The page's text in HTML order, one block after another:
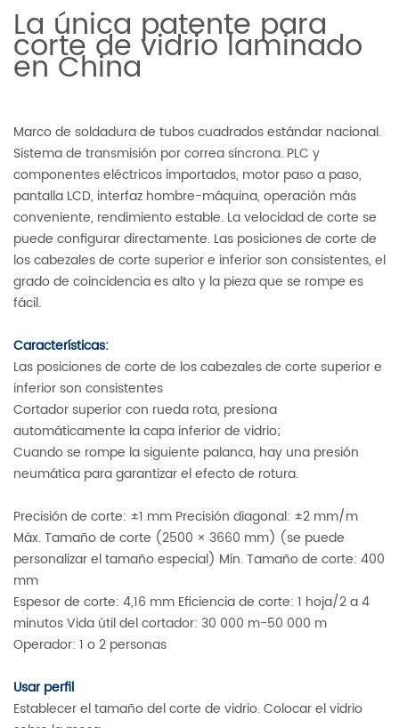
La única patente para
corte de vidrio laminado
en China
Marco de soldadura de tubos cuadrados estándar nacional.
Sistema de transmisión por correa síncrona. PLC y
componentes eléctricos importados, motor paso a paso,
pantalla LCD, interfaz hombre-máquina, operación más
conveniente, rendimiento estable. La velocidad de corte se
puede configurar directamente. Las posiciones de corte de
los cabezales de corte superior e inferior son consistentes, el
grado de coincidencia es alto y la pieza que se rompe es
fácil.
Características:
Las posiciones de corte de los cabezales de corte superior e
inferior son consistentes
Cortador superior con rueda rota, presiona
automáticamente la capa inferior de vidrio;
Cuando se rompe la siguiente palanca, hay una presión
neumática para garantizar el efecto de rotura.
Precisión de corte: ±1 mm Precisión diagonal: ±2 mm/m
Máx. Tamaño de corte (2500 × 3660 mm) (se puede
personalizar el tamaño especial) Mín. Tamaño de corte: 400
mm
Espesor de corte: 4,16 mm Eficiencia de corte: 1 hoja/2 a 4
minutos Vida útil del cortador: 30 000 m-50 000 m
Operador: 1 o 2 personas
Usar perfil
Establecer el tamaño del corte de vidrio. Colocar el vidrio